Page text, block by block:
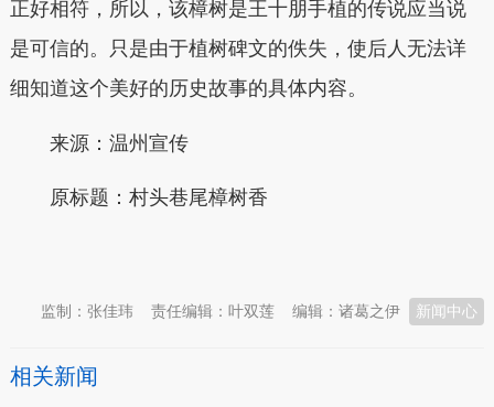
正好相符，所以，该樟树是王十朋手植的传说应当说
是可信的。只是由于植树碑文的佚失，使后人无法详
细知道这个美好的历史故事的具体内容。
来源：温州宣传
原标题： 村头巷尾樟树香
新闻中心
编辑：诸葛之伊
责任编辑：叶双莲
监制：张佳玮
相关新闻